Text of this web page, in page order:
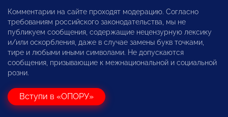
Комментарии на сайте проходят модерацию. Согласно
требованиям российского законодательства, мы не
публикуем сообщения, содержащие нецензурную лексику
и/или оскорбления, даже в случае замены букв точками,
тире и любыми иными символами. Не допускаются
сообщения, призывающие к межнациональной и социальной
розни.
Вступи в «ОПОРУ»